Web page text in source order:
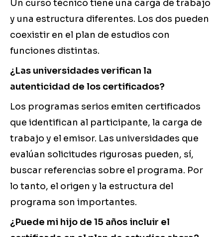
Un curso técnico tiene una carga de trabajo
y una estructura diferentes. Los dos pueden
coexistir en el plan de estudios con
funciones distintas.
¿Las universidades verifican la
autenticidad de los certificados?
Los programas serios emiten certificados
que identifican al participante, la carga de
trabajo y el emisor. Las universidades que
evalúan solicitudes rigurosas pueden, sí,
buscar referencias sobre el programa. Por
lo tanto, el origen y la estructura del
programa son importantes.
¿Puede mi hijo de 15 años incluir el